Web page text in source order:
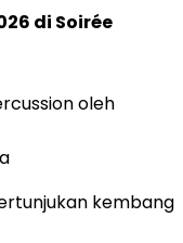
di Soirée
oleh
kembang